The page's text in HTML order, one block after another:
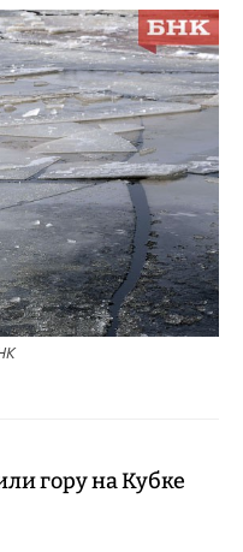
гору на Кубке